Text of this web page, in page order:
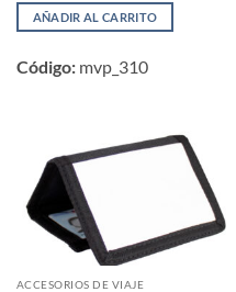
AÑADIR AL CARRITO
Código: mvp_310
ACCESORIOS DE VIAJE